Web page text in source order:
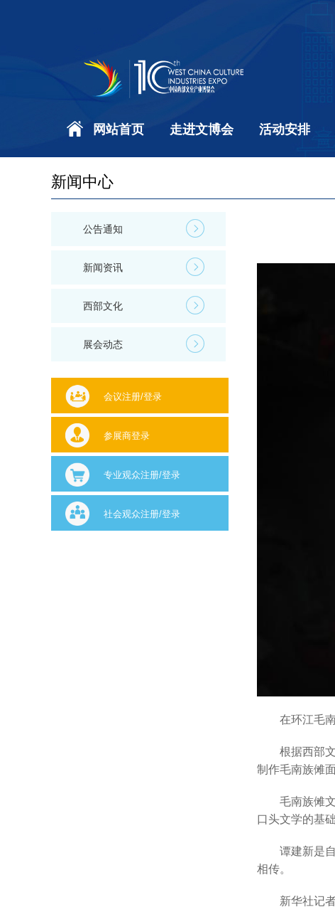
网站首页 走进文博会 活动安排
新闻中心
公告通知
新闻资讯
西部文化
展会动态
会议注册/登录
参展商登录
专业观众注册/登录
社会观众注册/登录
在环江毛南
根据西部文
制作毛南族傩
毛南族傩文
口头文学的基
谭建新是自
相传。
新华社记者